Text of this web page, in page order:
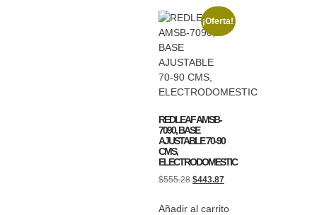
¡Oferta!
REDLEAF AMSB-
7090, BASE
AJUSTABLE 70-90
CMS,
ELECTRODOMESTIC
$555.28 $443.87
Añadir al carrito